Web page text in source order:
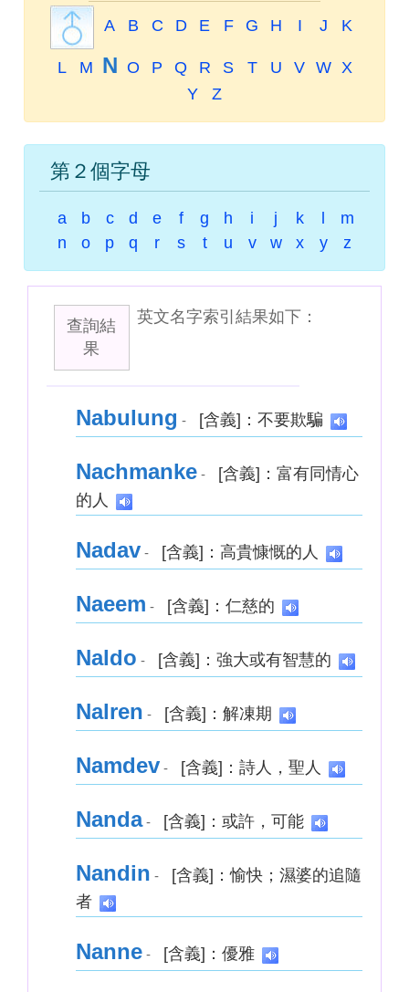
A B C D E F G H I J K
L M N O P Q R S T U V W X
Y
Z
第２個字母
a b c d e f g h i j k
m
n
o p q r s t u v w x y z
查詢結
果
英文名字索引結果如下：
Nabulung - [含義]：不要欺騙
Nachmanke -
[含義]：富有同情心
的人
Nadav - [含義]：高貴慷慨的人
Naeem - [含義]：仁慈的
Naldo - [含義]：強大或有智慧的
Nalren - [含義]：解凍期
Namdev - [含義]：詩人，聖人
Nanda- [含義]：或許，可能
Nandin -
[含義]：愉快；濕婆的追隨
者
Nanne - [含義]：優雅